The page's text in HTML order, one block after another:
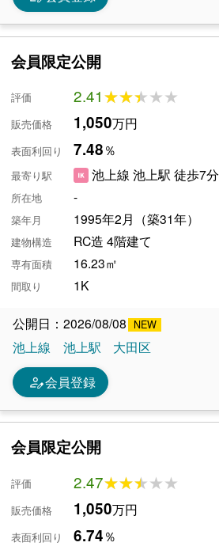
会員限定公開
評価 2.41★★★★★
★★★★★
販売価格 1,050万円
表面利回り 7.48％
最寄り駅 池上線 池上駅 徒歩7分
所在地 -
築年月 1995年2月（築31年）
建物構造 RC造 4階建て
専有面積 16.23㎡
間取り 1K
公開日：2026/08/08
池上線
池上駅 大田区
person_edit会員登録
会員限定公開
評価 2.47★★★★★
★★★★★
販売価格 1,050万円
表面利回り 6.74％